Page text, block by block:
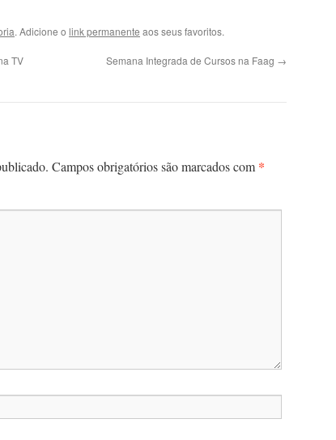
. Adicione o link permanente aos seus favoritos.
TV
Semana Integrada de Cursos na Faag →
Campos obrigatórios são marcados com *